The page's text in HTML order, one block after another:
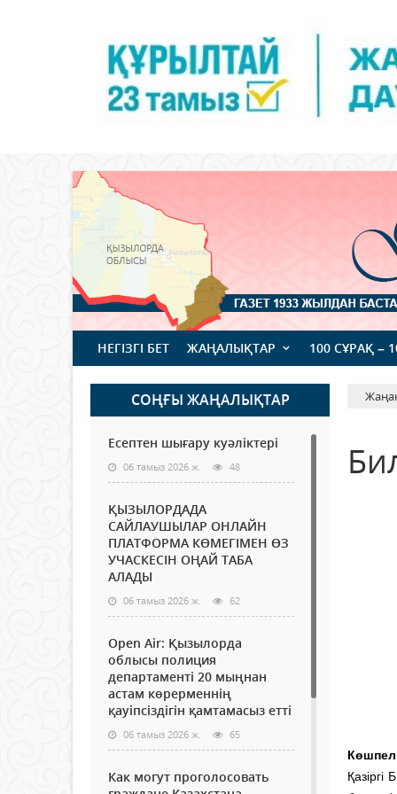
НЕГІЗГІ БЕТ ЖАҢАЛЫҚТАР 100 СҰРАҚ –
СОҢҒЫ ЖАҢАЛЫҚТАР
Есептен шығару куәліктері
06 тамыз 2026 ж. 48
ҚЫЗЫЛОРДАДА
САЙЛАУШЫЛАР ОНЛАЙН
ПЛАТФОРМА КӨМЕГІМЕН ӨЗ
УЧАСКЕСІН ОҢАЙ ТАБА
АЛАДЫ
06 тамыз 2026 ж. 62
Open Air: Қызылорда
облысы полиция
департаменті 20 мыңнан
астам көрерменнің
қауіпсіздігін қамтамасыз етті
06 тамыз 2026 ж. 65
Как могут проголосовать